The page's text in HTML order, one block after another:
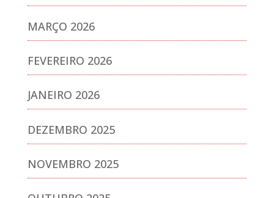
MARÇO 2026
FEVEREIRO 2026
JANEIRO 2026
DEZEMBRO 2025
NOVEMBRO 2025